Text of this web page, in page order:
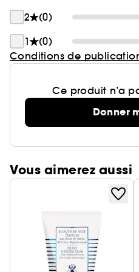
2
(0)
1
(0)
Conditions de
Ce produit n’a
Donner
Vous aimerez aussi